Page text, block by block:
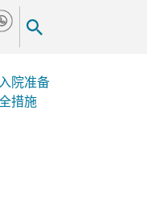
入院准备
措施